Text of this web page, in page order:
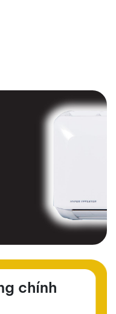
chính